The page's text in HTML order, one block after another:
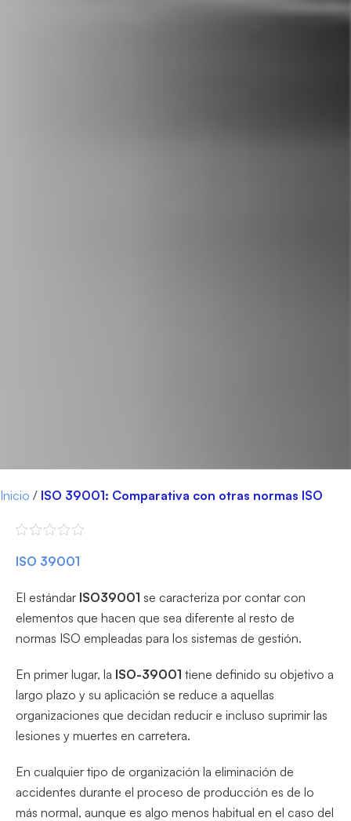
Inicio / ISO 39001: Comparativa con otras normas ISO
ISO 39001
El estándar ISO39001 se caracteriza por contar con
elementos que hacen que sea diferente al resto de
normas ISO empleadas para los sistemas de gestión.
En primer lugar, la ISO-39001 tiene definido su objetivo a
largo plazo y su aplicación se reduce a aquellas
organizaciones que decidan reducir e incluso suprimir las
lesiones y muertes en carretera.
En cualquier tipo de organización la eliminación de
accidentes durante el proceso de producción es de lo
más normal, aunque es algo menos habitual en el caso del